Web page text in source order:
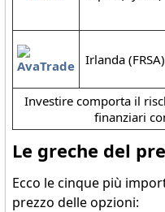
Irlanda (FRSA)
Investire comporta il
finanziari
Le greche del
Ecco le cinque più
prezzo delle opzioni: